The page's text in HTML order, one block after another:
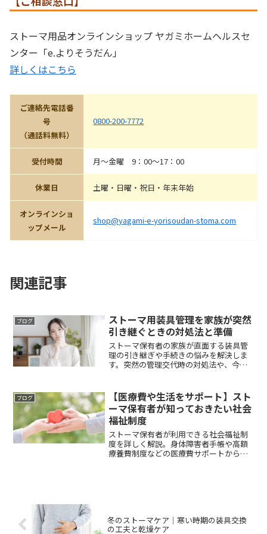
ストーマ用品オンラインショップ ヤガミホームヘルスセ
ンター「e.よりそうだん」
詳しくはこちら
ご連絡先電話番
号
（通話料無料）
0800-200-7772
受付時間 月〜金曜 9：00～17：00
休業日 土曜・日曜・祝日・年末年始
オンラインショ
ップメール
shop@yagami-e-yorisoudan-stoma.com
関連記事
ブログ
ストーマ用装具管理を家族が突然
引き継ぐときの対処法と準備
ストーマ保有者の家族が直面する装具管
理の引き継ぎや手続きの悩みを解決しま
す。突然の管理交代時の対処法や、今す
方法もご紹介。
ブログ
【医療費や生活をサポート】スト
ーマ保有者が知っておきたい社会
福祉制度
ストーマ保有者が利用できる社会福祉制
度を詳しく解説。身体障害者手帳や高額
療養費制度などの医療費サポートから、
冬のストーマケア｜寒い時期の装具交換
の工夫と乾燥ケア